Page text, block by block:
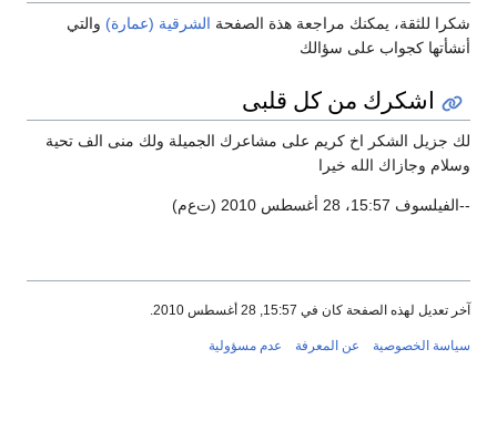
للثقة، يمكنك مراجعة هذة الصفحةالشرقية (عمارة)والتي
كجواب على سؤالك
اشكرك من كل قلبى
جزيل الشكر اخ كريم على مشاعرك الجميلة ولك منى الف تحية
وجازاك الله خيرا
15:57، 28 أغسطس 2010 (ت‌ع‌م)
تعديل لهذه الصفحة كان في 15:57, 28 أغسطس 2010.
الخصوصية عن المعرفة عدم مسؤولية